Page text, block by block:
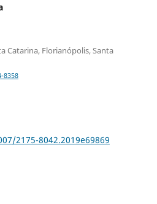
Catarina, Florianópolis, Santa
8358
2175-8042.2019e69869